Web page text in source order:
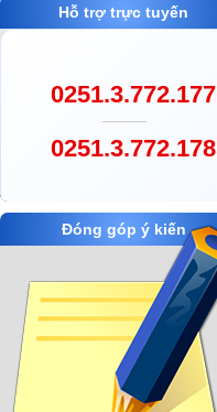
Hỗ trợ trực tuyến
0251.3.772.177
0251.3.772.178
Đóng góp ý kiến